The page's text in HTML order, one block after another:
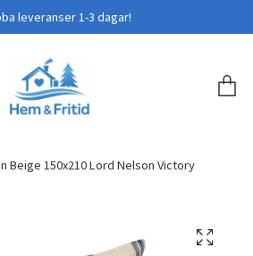
leveranser 1-3 dagar!
Beige 150x210 Lord Nelson Victory